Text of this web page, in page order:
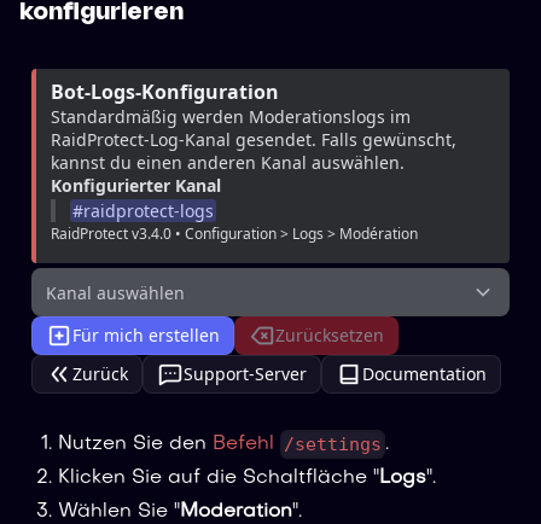
konfigurieren
Bot-Logs-Konfiguration
Standardmäßig werden Moderationslogs im
RaidProtect-Log-Kanal gesendet. Falls gewünscht,
kannst du einen anderen Kanal auswählen.
Konfigurierter Kanal
#raidprotect-logs
RaidProtect v3.4.0 • Configuration > Logs > Modération
Kanal auswählen
Für mich erstellen
Zurücksetzen
Zurück
Support-Server Documentation
Nutzen Sie den Befehl /settings .
Klicken Sie auf die Schaltfläche "Logs".
Wählen Sie "Moderation".